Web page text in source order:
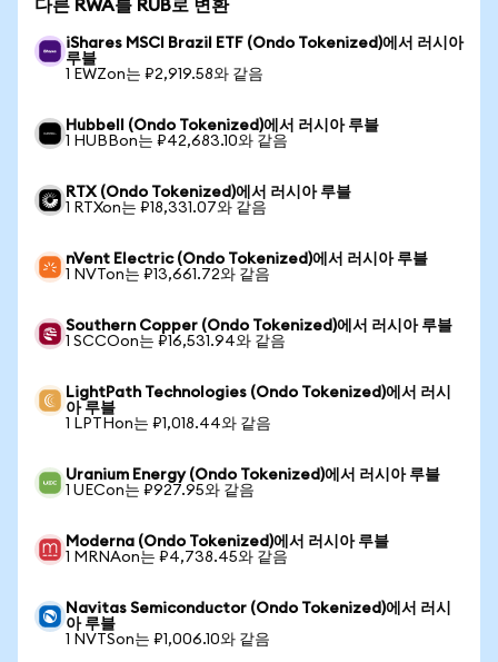
다른 RWA를 RUB로 변환
iShares MSCI Brazil ETF (Ondo Tokenized)에서 러시아
루블
1 EWZon는 ₽2,919.58와 같음
Hubbell (Ondo Tokenized)에서 러시아 루블
1 HUBBon는 ₽42,683.10와 같음
RTX (Ondo Tokenized)에서 러시아 루블
1 RTXon는 ₽18,331.07와 같음
nVent Electric (Ondo Tokenized)에서 러시아 루블
1 NVTon는 ₽13,661.72와 같음
Southern Copper (Ondo Tokenized)에서 러시아 루블
1 SCCOon는 ₽16,531.94와 같음
LightPath Technologies (Ondo Tokenized)에서 러시
아 루블
1 LPTHon는 ₽1,018.44와 같음
Uranium Energy (Ondo Tokenized)에서 러시아 루블
1 UECon는 ₽927.95와 같음
Moderna (Ondo Tokenized)에서 러시아 루블
1 MRNAon는 ₽4,738.45와 같음
Navitas Semiconductor (Ondo Tokenized)에서 러시
아 루블
1 NVTSon는 ₽1,006.10와 같음